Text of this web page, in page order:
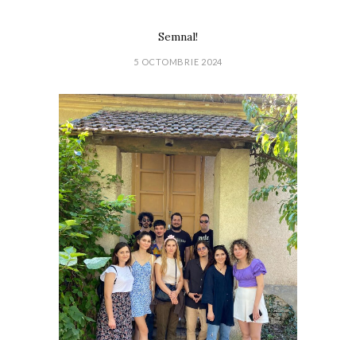
Semnal!
5 OCTOMBRIE 2024